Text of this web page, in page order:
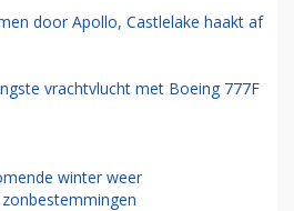
door Apollo, Castlelake haakt af
vrachtvlucht met Boeing 777F
winter weer